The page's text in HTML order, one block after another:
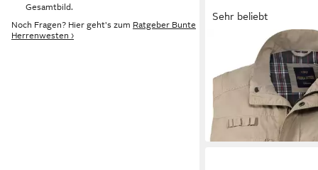
Gesamtbild.
Noch Fragen? Hier geht's zum Ratgeber Bunte
Herrenwesten ›
Sehr beliebt
FRANCO BETTONI
Angenehmer
hohen Baumwollanteil
74,99 € UVP119,00 €
-37%